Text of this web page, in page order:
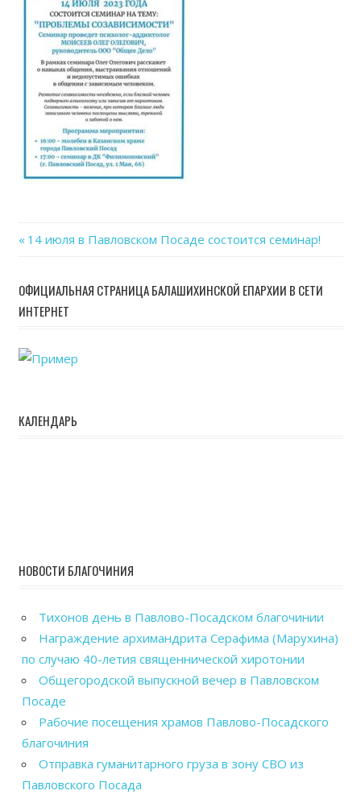
по
записям
Previous
14 июля в Павловском Посаде состоится семинар!
ОФИЦИАЛЬНАЯ СТРАНИЦА БАЛАШИХИНСКОЙ ЕПАРХИИ В СЕТИ
ИНТЕРНЕТ
КАЛЕНДАРЬ
НОВОСТИ БЛАГОЧИНИЯ
Тихонов день в Павлово-Посадском благочинии
Награждение архимандрита Серафима (Марухина)
по случаю 40-летия священнической хиротонии
Общегородской выпускной вечер в Павловском
Посаде
Рабочие посещения храмов Павлово-Посадского
благочиния
Отправка гуманитарного груза в зону СВО из
Павловского Посада